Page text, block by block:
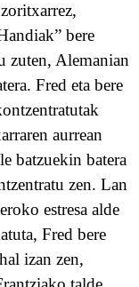
bere
zuten, Alemanian
Fred eta bere
tak
aurrean
batzuekin batera
zen. Lan
estresa alde
Fred bere
izan zen,